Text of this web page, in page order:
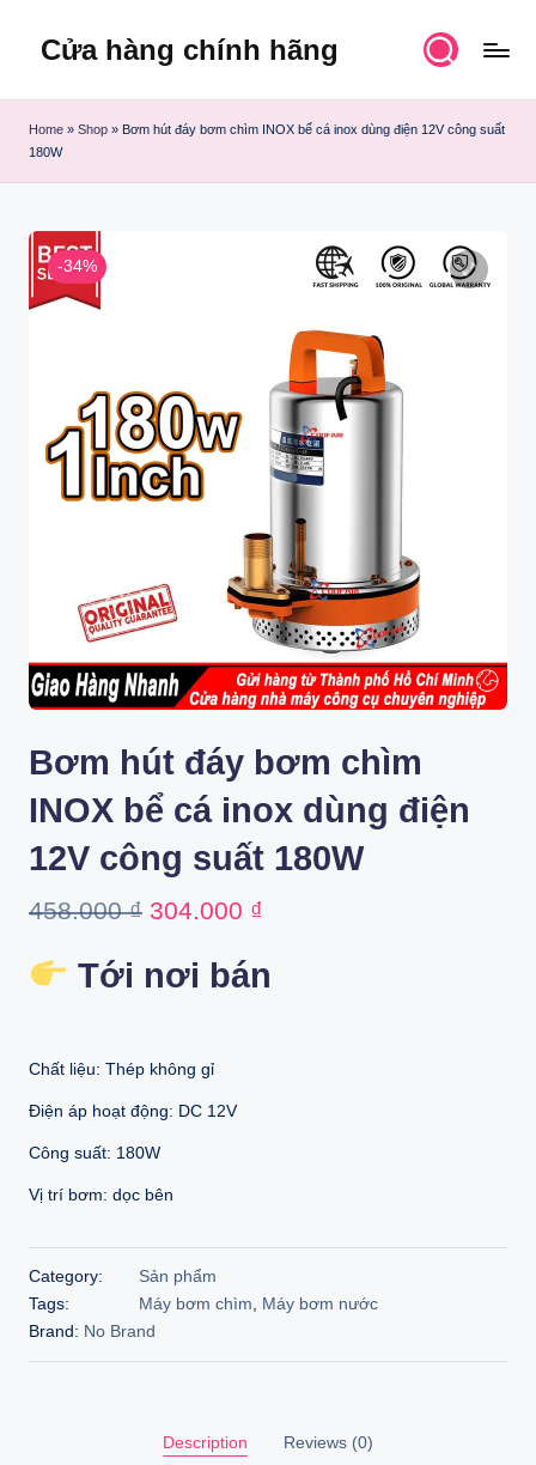
Cửa hàng chính hãng
Home » Shop » Bơm hút đáy bơm chìm INOX bể cá inox dùng điện 12V công suất
180W
-34%
Bơm hút đáy bơm chìm
INOX bể cá inox dùng điện
12V công suất 180W
458.000₫ Original
was:
304.000 ₫
is:
Tới nơi bán
Chất liệu: Thép không gỉ
Điện áp hoạt động: DC 12V
Công suất: 180W
Vị trí bơm: dọc bên
Category:
Sản phẩm
Tags:
Máy bơm chìm, Máy bơm nước
Brand: No Brand
Description Reviews (0)